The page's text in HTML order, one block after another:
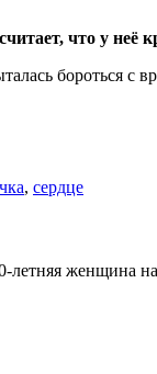
что у неё
бороться с
, сердце
летняя женщина